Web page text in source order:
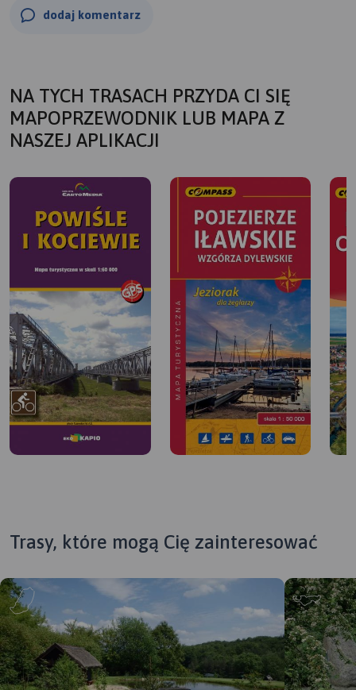
dodaj komentarz
NA TYCH TRASACH PRZYDA CI SIĘ
MAPOPRZEWODNIK LUB MAPA Z
NASZEJ APLIKACJI
MAPA TURYSTYCZNA W
Trasy, które mogą Cię zainteresować